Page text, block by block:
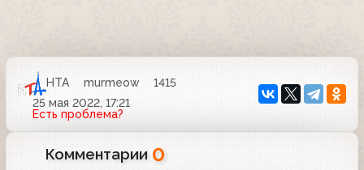
НТА murmeow
1415
25 мая 2022, 17:21
Есть проблема?
Комментарии 0